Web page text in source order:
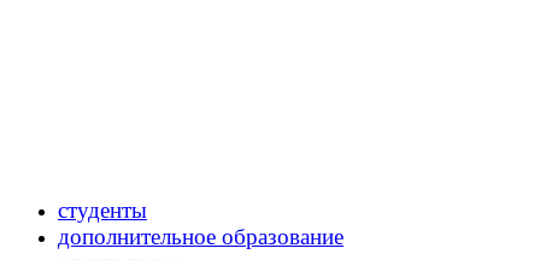
студенты
дополнительное образование